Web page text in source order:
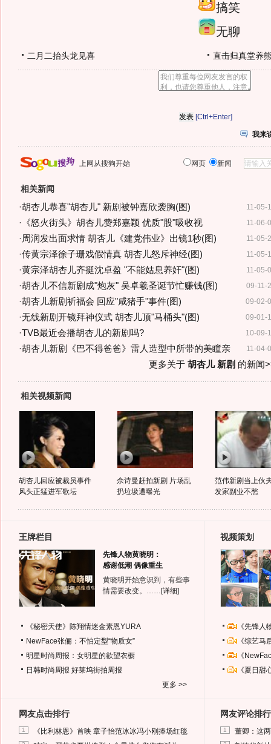
搞笑
无聊
二月二抬头龙见喜 直击归真堂养
[Ctrl+Enter]
我来
上网从搜狗开始 网页 新闻
相关新闻
11-05-
·胡杏儿恭喜"胡杏儿" 新剧被钟嘉欣袭胸(图)
11-06-
· 《怒火街头》胡杏儿赞郑嘉颖 优质"股"吸收视
11-05-
·周润发出面求情 胡杏儿《建党伟业》出镜1秒(图)
11-05-
·传黄宗泽徐子珊戏假情真 胡杏儿怒斥神经(图)
11-05-
·黄宗泽胡杏儿齐挺沈卓盈 "不能姑息养奸"(图)
09-11-
·胡杏儿不信新剧成"炮灰" 吴卓羲圣诞节忙赚钱(图)
09-02-
·胡杏儿新剧祈福会 回应"咸猪手"事件(图)
09-01-
·无线新剧开镜拜神仪式 胡杏儿顶"马桶头"(图)
10-09-
·TVB最近会播胡杏儿的新剧吗?
11-04-
·胡杏儿新剧《巴不得爸爸》雷人造型中所带的美瞳亲
更多关于 胡杏儿 新剧 的新闻
相关视频新闻
胡杏儿回应被裁员事件
风头正猛进军歌坛
佘诗曼赶拍新剧 片场乱
扔垃圾遭曝光
范伟新剧当上伙
发家副业不愁
王牌栏目
先锋人物黄晓明：
感谢低潮 偶像重生
黄晓明开始意识到，有些事
情需要改变。…… [详细]
《秘密天使》陈翔情迷金素恩YURA
NewFace张俪：不怕定型“物质女”
明星时尚周报：女明星的欲望衣橱
日韩时尚周报 好莱坞街拍周报
更多 >>
视频策划
《先锋
《综艺
《
《夏日
网友点击排行
1 《比利林恩》首映 章子怡范冰冰冯小刚捧场红毯
网友评论排行
1 董卿：这